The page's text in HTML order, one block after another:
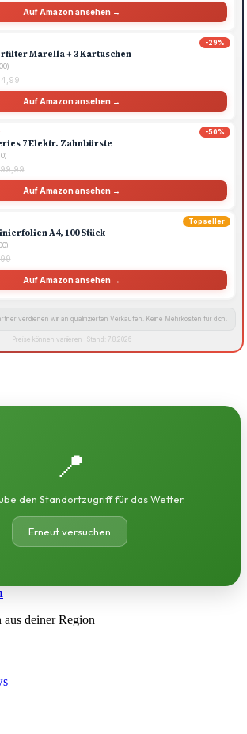
Auf Amazon ansehen →
-29%
Marella + 3 Kartuschen
Auf Amazon ansehen →
-50%
7 Elektr. Zahnbürste
Auf Amazon ansehen →
Topseller
A4, 100 Stück
Auf Amazon ansehen →
verdienen wir an qualifizierten Verkäufen. Keine Mehrkosten für dich.
Preise können variieren · Stand: 7.8.2026
📍
den Standortzugriff für das Wetter.
Erneut versuchen
deiner Region